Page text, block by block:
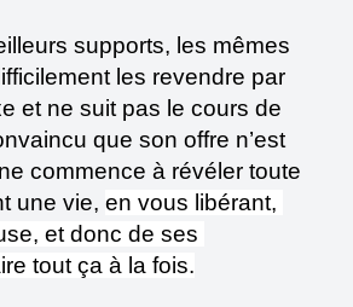
supports, les mêmes
les revendre par
et ne suit pas le cours de
que son offre n’est
commence à révéler toute
une vie, en vous libérant,
et donc de ses
tout ça à la fois.